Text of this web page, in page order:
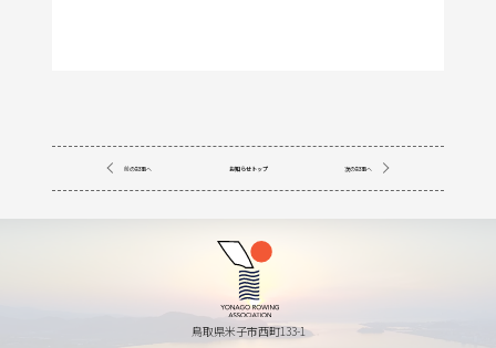
前の記事へ お知らせトップ 次の記事へ
鳥取県米子市西町133-1